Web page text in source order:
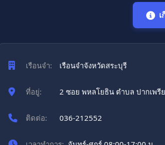
เรือนจำ: เรือนจำจังหวัดสระบุรี
ที่อยู่: 2 ซอย พหลโยธิน ตำบล ปากเพรี
ติดต่อ: 036-212552